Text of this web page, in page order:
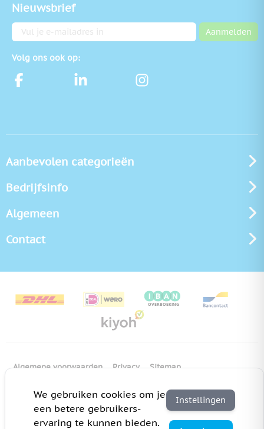
Nieuwsbrief
E-mailadres Aanmelden
Volg ons ook op:
Aanbevolen categorieën
Bedrijfsinfo
Algemeen
Contact
Algemene voorwaarden Privacy Sitemap
Copyright Bedrukken.nl Pas cookie instellingen aan
We gebruiken cookies om je
een betere gebruikers-
ervaring te kunnen bieden.
Instellingen